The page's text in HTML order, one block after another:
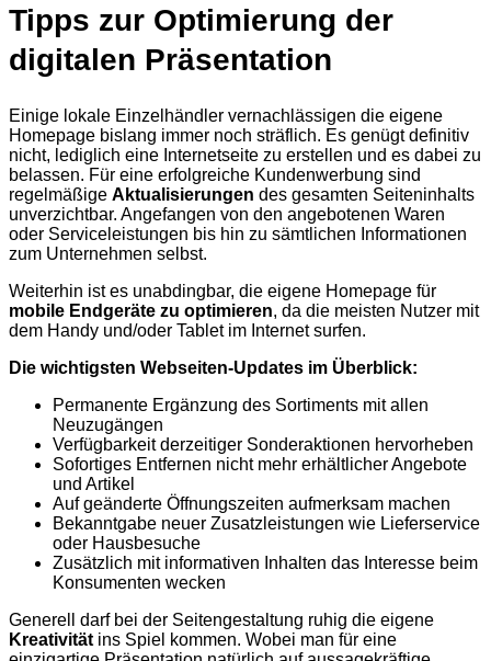
Tipps zur Optimierung der
digitalen Präsentation
Einige lokale Einzelhändler vernachlässigen die eigene
Homepage bislang immer noch sträflich. Es genügt definitiv
nicht, lediglich eine Internetseite zu erstellen und es dabei zu
belassen. Für eine erfolgreiche Kundenwerbung sind
regelmäßige Aktualisierungen des gesamten Seiteninhalts
unverzichtbar. Angefangen von den angebotenen Waren
oder Serviceleistungen bis hin zu sämtlichen Informationen
zum Unternehmen selbst.
Weiterhin ist es unabdingbar, die eigene Homepage für
mobile Endgeräte zu optimieren, da die meisten Nutzer mit
dem Handy und/oder Tablet im Internet surfen.
Die wichtigsten Webseiten-Updates im Überblick:
Permanente Ergänzung des Sortiments mit allen
Neuzugängen
Verfügbarkeit derzeitiger Sonderaktionen hervorheben
Sofortiges Entfernen nicht mehr erhältlicher Angebote
und Artikel
Auf geänderte Öffnungszeiten aufmerksam machen
Bekanntgabe neuer Zusatzleistungen wie Lieferservice
oder Hausbesuche
Zusätzlich mit informativen Inhalten das Interesse beim
Konsumenten wecken
Generell darf bei der Seitengestaltung ruhig die eigene
Kreativität ins Spiel kommen. Wobei man für eine